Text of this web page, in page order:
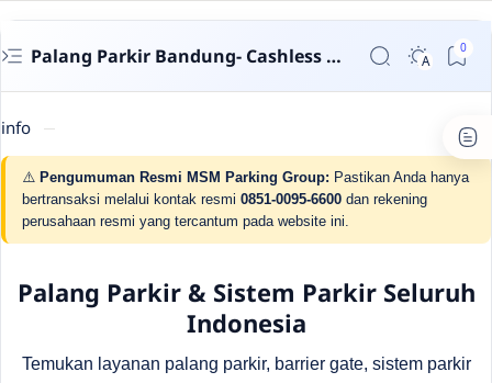
Palang Parkir Bandung- Cashless untuk Perumahan & Gedung | MSM Parking
info
⚠️ Pengumuman Resmi MSM Parking Group: Pastikan Anda hanya
bertransaksi melalui kontak resmi 0851-0095-6600 dan rekening
perusahaan resmi yang tercantum pada website ini.
Palang Parkir & Sistem Parkir Seluruh
Indonesia
Temukan layanan palang parkir, barrier gate, sistem parkir